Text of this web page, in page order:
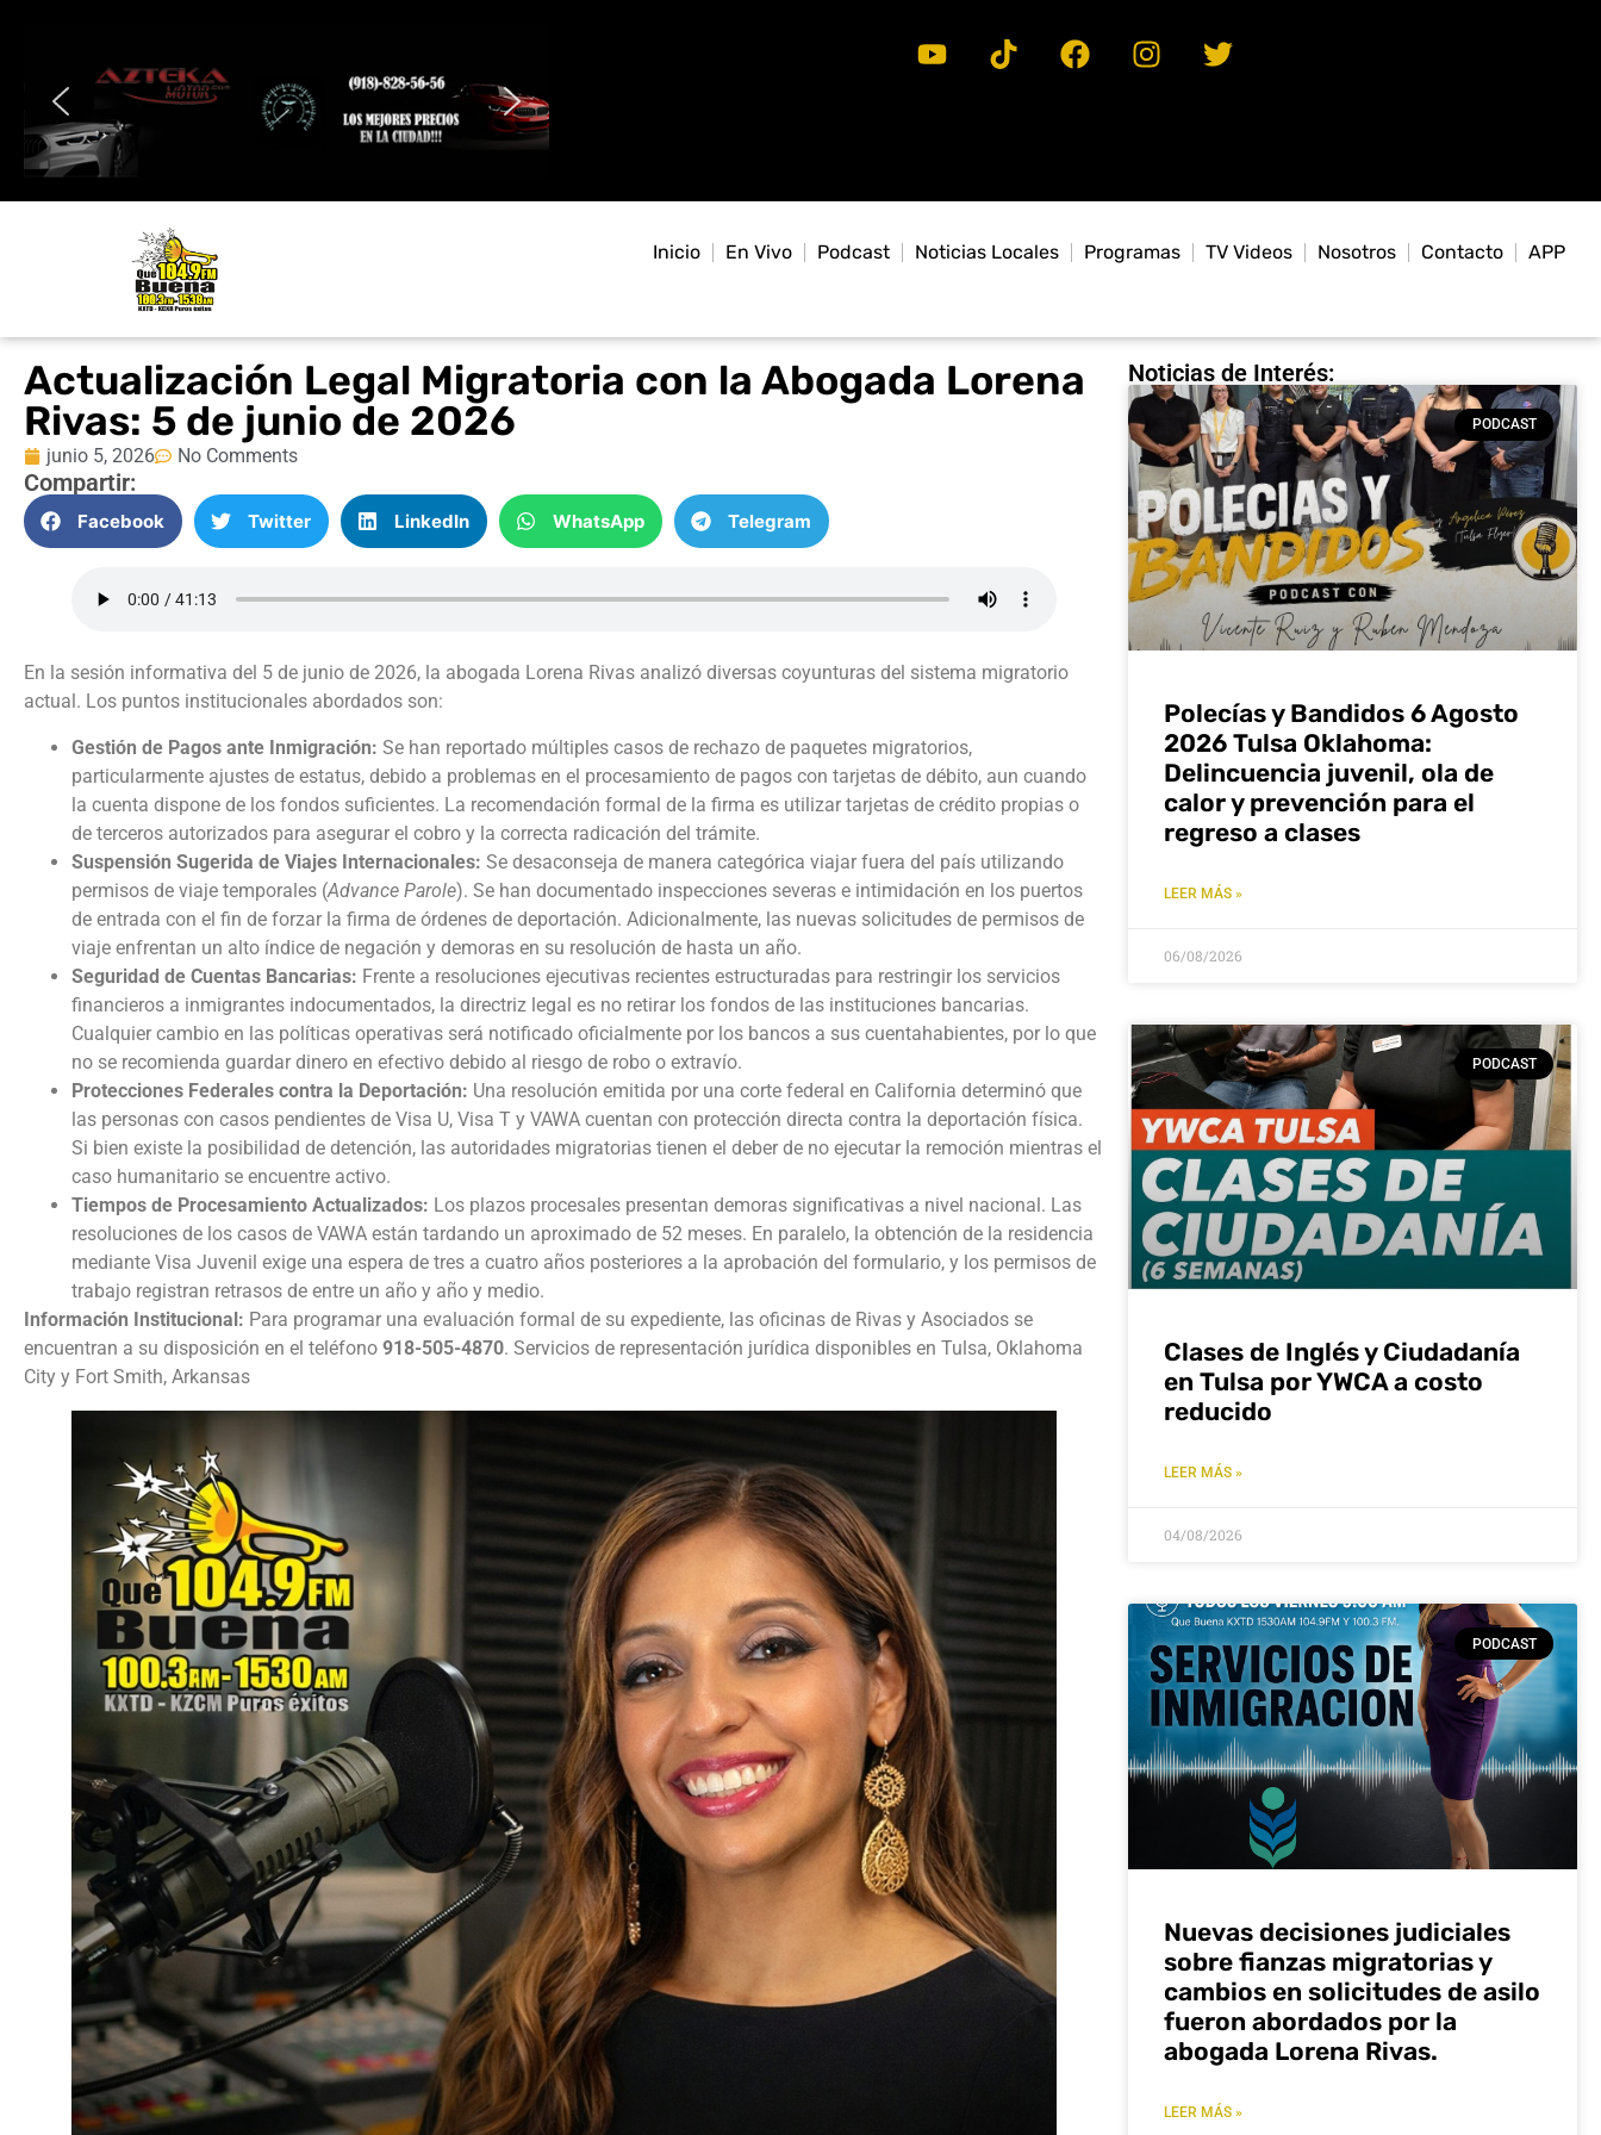
Inicio En Vivo Podcast Noticias Locales Programas TV Videos Nosotros Contacto APP
Actualización Legal Migratoria con la Abogada Lorena
Rivas: 5 de junio de 2026
junio 5, 2026 No Comments
Compartir:
Facebook Twitter LinkedIn WhatsApp Telegram
En la sesión informativa del 5 de junio de 2026, la abogada Lorena Rivas analizó diversas coyunturas del sistema migratorio
actual . Los puntos institucionales abordados son:
Gestión de Pagos ante Inmigración: Se han reportado múltiples casos de rechazo de paquetes migratorios,
particularmente ajustes de estatus, debido a problemas en el procesamiento de pagos con tarjetas de débito, aun cuando
la cuenta dispone de los fondos suficientes. La recomendación formal de la firma es utilizar tarjetas de crédito propias o
de terceros autorizados para asegurar el cobro y la correcta radicación del trámite.
Suspensión Sugerida de Viajes Internacionales: Se desaconseja de manera categórica viajar fuera del país utilizando
permisos de viaje temporales (Advance Parole). Se han documentado inspecciones severas e intimidación en los puertos
de entrada con el fin de forzar la firma de órdenes de deportación. Adicionalmente, las nuevas solicitudes de permisos de
viaje enfrentan un alto índice de negación y demoras en su resolución de hasta un año.
Seguridad de Cuentas Bancarias: Frente a resoluciones ejecutivas recientes estructuradas para restringir los servicios
financieros a inmigrantes indocumentados, la directriz legal es no retirar los fondos de las instituciones bancarias.
Cualquier cambio en las políticas operativas será notificado oficialmente por los bancos a sus cuentahabientes, por lo que
no se recomienda guardar dinero en efectivo debido al riesgo de robo o extravío.
Protecciones Federales contra la Deportación: Una resolución emitida por una corte federal en California determinó que
las personas con casos pendientes de Visa U, Visa T y VAWA cuentan con protección directa contra la deportación física.
Si bien existe la posibilidad de detención, las autoridades migratorias tienen el deber de no ejecutar la remoción mientras el
caso humanitario se encuentre activo.
Tiempos de Procesamiento Actualizados: Los plazos procesales presentan demoras significativas a nivel nacional. Las
resoluciones de los casos de VAWA están tardando un aproximado de 52 meses. En paralelo, la obtención de la residencia
mediante Visa Juvenil exige una espera de tres a cuatro años posteriores a la aprobación del formulario, y los permisos de
trabajo registran retrasos de entre un año y año y medio.
Información Institucional: Para programar una evaluación formal de su expediente, las oficinas de Rivas y Asociados se
encuentran a su disposición en el teléfono 918-505-4870. Servicios de representación jurídica disponibles en Tulsa, Oklahoma
City y Fort Smith, Arkansas
Noticias de Interés:
PODCAST
Polecías y Bandidos 6 Agosto
2026 Tulsa Oklahoma:
Delincuencia juvenil, ola de
calor y prevención para el
regreso a clases
LEER MÁS »
06/08/2026
PODCAST
Clases de Inglés y Ciudadanía
en Tulsa por YWCA a costo
reducido
LEER MÁS »
04/08/2026
PODCAST
Nuevas decisiones judiciales
sobre fianzas migratorias y
cambios en solicitudes de asilo
fueron abordados por la
abogada Lorena Rivas.
LEER MÁS »